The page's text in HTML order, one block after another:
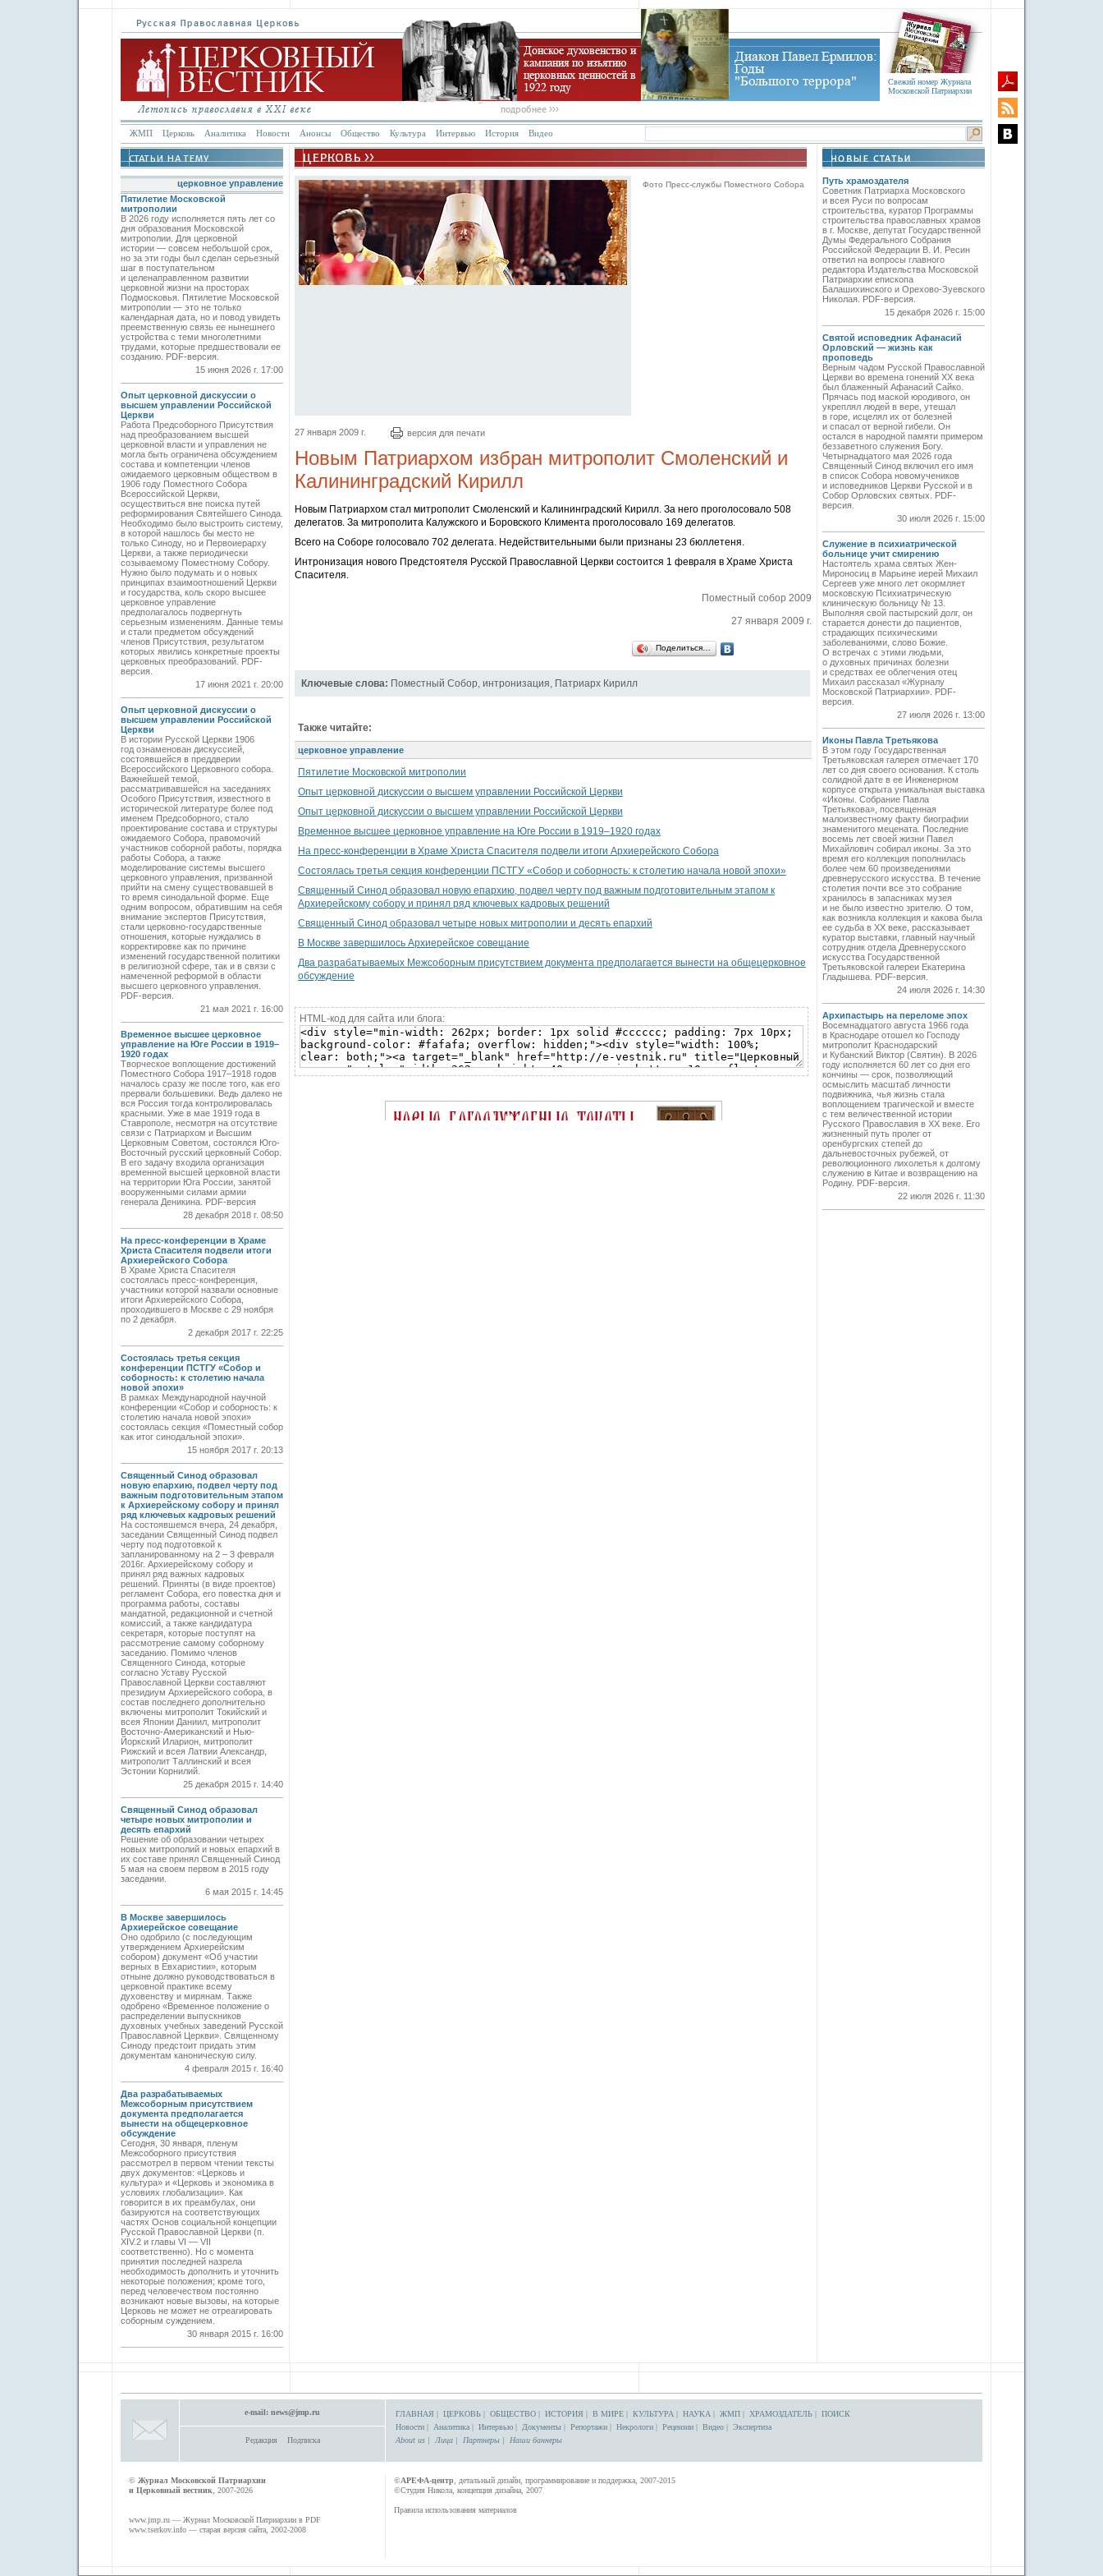
Свежий номер Журнала
Московской Патриархии
ЖМП Церковь Аналитика Новости Анонсы Общество Культура Интервью История Видео
церковное управление
Пятилетие Московской
митрополии
В 2026 году исполняется пять лет со
дня образования Московской
митрополии. Для церковной
истории — совсем небольшой срок,
но за эти годы был сделан серьезный
шаг в поступательном
и целенаправленном развитии
церковной жизни на просторах
Подмосковья. Пятилетие Московской
митрополии — это не только
календарная дата, но и повод увидеть
преемственную связь ее нынешнего
устройства с теми многолетними
трудами, которые предшествовали ее
созданию. PDF-версия.
15 июня 2026 г. 17:00
Опыт церковной дискуссии о
высшем управлении Российской
Церкви
Работа Предсоборного Присутствия
над преобразованием высшей
церковной власти и управления не
могла быть ограничена обсуждением
состава и компетенции членов
ожидаемого церковным обществом в
1906 году Поместного Собора
Всероссийской Церкви,
осуществиться вне поиска путей
реформирования Святейшего Синода.
Необходимо было выстроить систему,
в которой нашлось бы место не
только Синоду, но и Первоиерарху
Церкви, а также периодически
созываемому Поместному Собору.
Нужно было подумать и о новых
принципах взаимоотношений Церкви
и государства, коль скоро высшее
церковное управление
предполагалось подвергнуть
серьезным изменениям. Данные темы
и стали предметом обсуждений
членов Присутствия, результатом
которых явились конкретные проекты
церковных преобразований. PDF-
версия.
17 июня 2021 г. 20:00
Опыт церковной дискуссии о
высшем управлении Российской
Церкви
В истории Русской Церкви 1906
год ознаменован дискуссией,
состоявшейся в преддверии
Всероссийского Церковного собора.
Важнейшей темой,
рассматривавшейся на заседаниях
Особого Присутствия, известного в
исторической литературе более под
именем Предсоборного, стало
проектирование состава и структуры
ожидаемого Собора, правомочий
участников соборной работы, порядка
работы Собора, а также
моделирование системы высшего
церковного управления, призванной
прийти на смену существовавшей в
то время синодальной форме. Еще
одним вопросом, обратившим на себя
внимание экспертов Присутствия,
стали церковно-государственные
отношения, которые нуждались в
корректировке как по причине
изменений государственной политики
в религиозной сфере, так и в связи с
намеченной реформой в области
высшего церковного управления.
PDF-версия.
21 мая 2021 г. 16:00
Временное высшее церковное
управление на Юге России в 1919–
1920 годах
Творческое воплощение достижений
Поместного Собора 1917–1918 годов
началось сразу же после того, как его
прервали большевики. Ведь далеко не
вся Россия тогда контролировалась
красными. Уже в мае 1919 года в
Ставрополе, несмотря на отсутствие
связи с Патриархом и Высшим
Церковным Советом, состоялся Юго-
Восточный русский церковный Собор.
В его задачу входила организация
временной высшей церковной власти
на территории Юга России, занятой
вооруженными силами армии
генерала Деникина. PDF-версия
28 декабря 2018 г. 08:50
На пресс-конференции в Храме
Христа Спасителя подвели итоги
Архиерейского Собора
В Храме Христа Спасителя
состоялась пресс-конференция,
участники которой назвали основные
итоги Архиерейского Собора,
проходившего в Москве с 29 ноября
по 2 декабря.
2 декабря 2017 г. 22:25
Состоялась третья секция
конференции ПСТГУ «Собор и
соборность: к столетию начала
новой эпохи»
В рамках Международной научной
конференции «Собор и соборность: к
столетию начала новой эпохи»
состоялась секция «Поместный собор
как итог синодальной эпохи».
15 ноября 2017 г. 20:13
Священный Синод образовал
новую епархию, подвел черту под
важным подготовительным этапом
к Архиерейскому собору и принял
ряд ключевых кадровых решений
На состоявшемся вчера, 24 декабря,
заседании Священный Синод подвел
черту под подготовкой к
запланированному на 2 – 3 февраля
2016г. Архиерейскому собору и
принял ряд важных кадровых
решений. Приняты (в виде проектов)
регламент Собора, его повестка дня и
программа работы, составы
мандатной, редакционной и счетной
комиссий, а также кандидатура
секретаря, которые поступят на
рассмотрение самому соборному
заседанию. Помимо членов
Священного Синода, которые
согласно Уставу Русской
Православной Церкви составляют
президиум Архиерейского собора, в
состав последнего дополнительно
включены митрополит Токийский и
всея Японии Даниил, митрополит
Восточно-Американский и Нью-
Йоркский Иларион, митрополит
Рижский и всея Латвии Александр,
митрополит Таллинский и всея
Эстонии Корнилий.
25 декабря 2015 г. 14:40
Священный Синод образовал
четыре новых митрополии и
десять епархий
Решение об образовании четырех
новых митрополий и новых епархий в
их составе принял Священный Синод
5 мая на своем первом в 2015 году
заседании.
6 мая 2015 г. 14:45
В Москве завершилось
Архиерейское совещание
Оно одобрило (с последующим
утверждением Архиерейским
собором) документ «Об участии
верных в Евхаристии», которым
отныне должно руководствоваться в
церковной практике всему
духовенству и мирянам. Также
одобрено «Временное положение о
распределении выпускников
духовных учебных заведений Русской
Православной Церкви». Священному
Синоду предстоит придать этим
документам каноническую силу.
4 февраля 2015 г. 16:40
Два разрабатываемых
Межсоборным присутствием
документа предполагается
вынести на общецерковное
обсуждение
Сегодня, 30 января, пленум
Межсоборного присутствия
рассмотрел в первом чтении тексты
двух документов: «Церковь и
культура» и «Церковь и экономика в
условиях глобализации». Как
говорится в их преамбулах, они
базируются на соответствующих
частях Основ социальной концепции
Русской Православной Церкви (п.
XIV.2 и главы VI — VII
соответственно). Но с момента
принятия последней назрела
необходимость дополнить и уточнить
некоторые положения; кроме того,
перед человечеством постоянно
возникают новые вызовы, на которые
Церковь не может не отреагировать
соборным суждением.
30 января 2015 г. 16:00
Фото Пресс-службы Поместного Собора
27 января 2009 г. версия для печати
Новым Патриархом избран митрополит Смоленский и
Калининградский Кирилл
Новым Патриархом стал митрополит Смоленский и Калининградский Кирилл. За него проголосовало 508
делегатов. За митрополита Калужского и Боровского Климента проголосовало 169 делегатов.
Всего на Соборе голосовало 702 делегата. Недействительными были признаны 23 бюллетеня.
Интронизация нового Предстоятеля Русской Православной Церкви состоится 1 февраля в Храме Христа
Спасителя.
Поместный собор 2009
27 января 2009 г.
Поделиться…
Ключевые слова: Поместный Собор, интронизация, Патриарх Кирилл
Также читайте:
церковное управление
Пятилетие Московской митрополии
Опыт церковной дискуссии о высшем управлении Российской Церкви
Опыт церковной дискуссии о высшем управлении Российской Церкви
Временное высшее церковное управление на Юге России в 1919–1920 годах
На пресс-конференции в Храме Христа Спасителя подвели итоги Архиерейского Собора
Состоялась третья секция конференции ПСТГУ «Собор и соборность: к столетию начала новой эпохи»
Священный Синод образовал новую епархию, подвел черту под важным подготовительным этапом к
Архиерейскому собору и принял ряд ключевых кадровых решений
Священный Синод образовал четыре новых митрополии и десять епархий
В Москве завершилось Архиерейское совещание
Два разрабатываемых Межсоборным присутствием документа предполагается вынести на общецерковное
обсуждение
HTML-код для сайта или блога:
Путь храмоздателя
Советник Патриарха Московского
и всея Руси по вопросам
строительства, куратор Программы
строительства православных храмов
в г. Москве, депутат Государственной
Думы Федерального Собрания
Российской Федерации В. И. Ресин
ответил на вопросы главного
редактора Издательства Московской
Патриархии епископа
Балашихинского и Орехово-Зуевского
Николая. PDF-версия.
15 декабря 2026 г. 15:00
Святой исповедник Афанасий
Орловский — жизнь как
проповедь
Верным чадом Русской Православной
Церкви во времена гонений XX века
был блаженный Афанасий Сайко.
Прячась под маской юродивого, он
укреплял людей в вере, утешал
в горе, исцелял их от болезней
и спасал от верной гибели. Он
остался в народной памяти примером
беззаветного служения Богу.
Четырнадцатого мая 2026 года
Священный Синод включил его имя
в список Собора новомучеников
и исповедников Церкви Русской и в
Собор Орловских святых. PDF-
версия.
30 июля 2026 г. 15:00
Служение в психиатрической
больнице учит смирению
Настоятель храма святых Жен-
Мироносиц в Марьине иерей Михаил
Сергеев уже много лет окормляет
московскую Психиатрическую
клиническую больницу № 13.
Выполняя свой пастырский долг, он
старается донести до пациентов,
страдающих психическими
заболеваниями, слово Божие.
О встречах с этими людьми,
о духовных причинах болезни
и средствах ее облегчения отец
Михаил рассказал «Журналу
Московской Патриархии». PDF-
версия.
27 июля 2026 г. 13:00
Иконы Павла Третьякова
В этом году Государственная
Третьяковская галерея отмечает 170
лет со дня своего основания. К столь
солидной дате в ее Инженерном
корпусе открыта уникальная выставка
«Иконы. Собрание Павла
Третьякова», посвященная
малоизвестному факту биографии
знаменитого мецената. Последние
восемь лет своей жизни Павел
Михайлович собирал иконы. За это
время его коллекция пополнилась
более чем 60 произведениями
древнерусского искусства. В течение
столетия почти все это собрание
хранилось в запасниках музея
и не было известно зрителю. О том,
как возникла коллекция и какова была
ее судьба в ХХ веке, рассказывает
куратор выставки, главный научный
сотрудник отдела Древнерусского
искусства Государственной
Третьяковской галереи Екатерина
Гладышева. PDF-версия.
24 июля 2026 г. 14:30
Архипастырь на переломе эпох
Восемнадцатого августа 1966 года
в Краснодаре отошел ко Господу
митрополит Краснодарский
и Кубанский Виктор (Святин). В 2026
году исполняется 60 лет со дня его
кончины — срок, позволяющий
осмыслить масштаб личности
подвижника, чья жизнь стала
воплощением трагической и вместе
с тем величественной истории
Русского Православия в XX веке. Его
жизненный путь пролег от
оренбургских степей до
дальневосточных рубежей, от
революционного лихолетья к долгому
служению в Китае и возвращению на
Родину. PDF-версия.
22 июля 2026 г. 11:30
e-mail: news@jmp.ru
Редакция Подписка
ГЛАВНАЯ | ЦЕРКОВЬ | ОБЩЕСТВО | ИСТОРИЯ | В МИРЕ | КУЛЬТУРА | НАУКА | ЖМП | ХРАМОЗДАТЕЛЬ | ПОИСК
Новости | Аналитика | Интервью | Документы | Репортажи | Некрологи | Рецензии | Видео | Экспертиза
About us | Лица | Партнеры | Наши баннеры
© Журнал Московской Патриархии
и Церковный вестник , 2007-2026
www.jmp.ru — Журнал Московской Патриархии в PDF
www.tserkov.info — старая версия сайта, 2002-2008
©АРЕФА-центр , детальный дизайн, программирование и поддержка, 2007-2015
©Студия Никола, концепция дизайна, 2007
Правила использования материалов